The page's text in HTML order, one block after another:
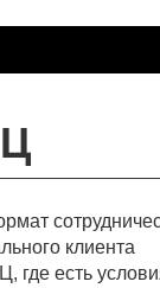
клиента
где есть